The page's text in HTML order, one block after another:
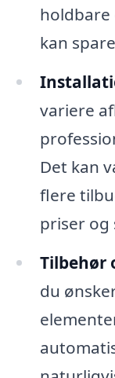
kan
variere
Det kan
flere
priser og
Tilbehør
du